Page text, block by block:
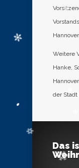
Hannover.
Weitere
Hanke,
der Stadt
Das